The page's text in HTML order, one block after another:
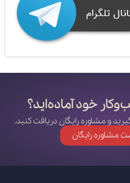
خود آماده‌اید؟
و مشاوره رایگان دریافت کنید.
مشاوره رایگان